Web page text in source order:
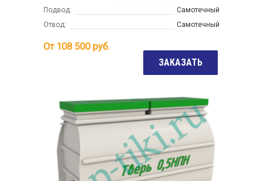
Подвод:
Самотечный
Отвод:
Самотечный
От 108 500 руб.
ЗАКАЗАТЬ